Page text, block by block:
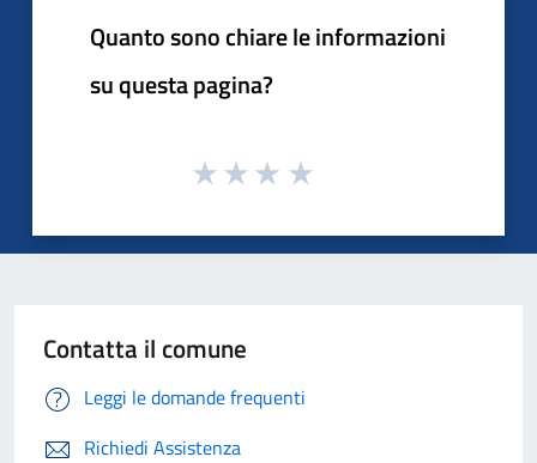
Quanto sono chiare le informazioni
su questa pagina?
Contatta il comune
Leggi le domande frequenti
Richiedi Assistenza